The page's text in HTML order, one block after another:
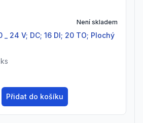
Není skladem
ks
Přidat do košíku